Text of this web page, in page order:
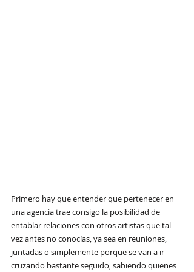
Primero hay que entender que pertenecer en
una agencia trae consigo la posibilidad de
entablar relaciones con otros artistas que tal
vez antes no conocías, ya sea en reuniones,
juntadas o simplemente porque se van a ir
cruzando bastante seguido, sabiendo quienes